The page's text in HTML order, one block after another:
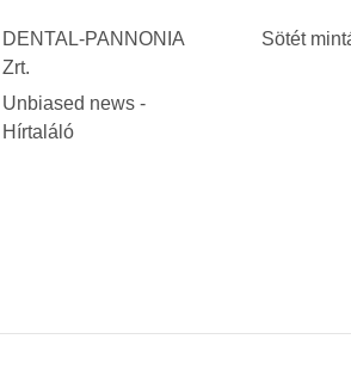
DENTAL-PANNONIA
Zrt.
Unbiased news -
Hírtaláló
Sötét